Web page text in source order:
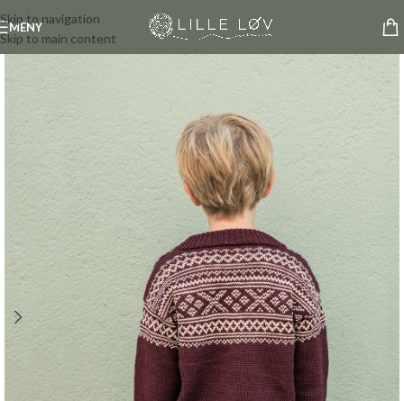
Skip to navigation
Skip to main content
MENY